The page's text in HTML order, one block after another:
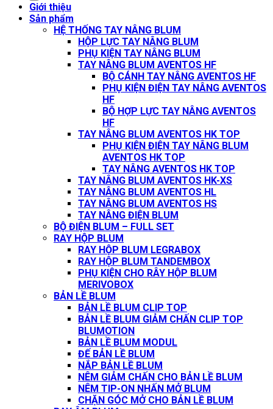
Giới thiệu
Sản phẩm
HỆ THỐNG TAY NÂNG BLUM
HỘP LỰC TAY NÂNG BLUM
PHỤ KIỆN TAY NÂNG BLUM
TAY NÂNG BLUM AVENTOS HF
BỘ CÁNH TAY NÂNG AVENTOS HF
PHỤ KIỆN ĐIỆN TAY NÂNG AVENTOS
HF
BỘ HỢP LỰC TAY NÂNG AVENTOS
HF
TAY NÂNG BLUM AVENTOS HK TOP
PHỤ KIỆN ĐIỆN TAY NÂNG BLUM
AVENTOS HK TOP
TAY NÂNG AVENTOS HK TOP
TAY NÂNG BLUM AVENTOS HK-XS
TAY NÂNG BLUM AVENTOS HL
TAY NÂNG BLUM AVENTOS HS
TAY NÂNG ĐIỆN BLUM
BỘ ĐIỆN BLUM – FULL SET
RAY HỘP BLUM
RAY HỘP BLUM LEGRABOX
RAY HỘP BLUM TANDEMBOX
PHỤ KIỆN CHO RÂY HỘP BLUM
MERIVOBOX
BẢN LỀ BLUM
BẢN LỀ BLUM CLIP TOP
BẢN LỀ BLUM GIẢM CHẤN CLIP TOP
BLUMOTION
BẢN LỀ BLUM MODUL
ĐẾ BẢN LỀ BLUM
NẮP BẢN LỀ BLUM
NÊM GIẢM CHẤN CHO BẢN LỀ BLUM
NÊM TIP-ON NHẤN MỞ BLUM
CHẶN GÓC MỞ CHO BẢN LỀ BLUM